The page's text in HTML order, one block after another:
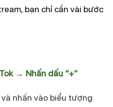
bạn chỉ cần vài bước
→ Nhấn dấu “+”
nhấn vào biểu tượng